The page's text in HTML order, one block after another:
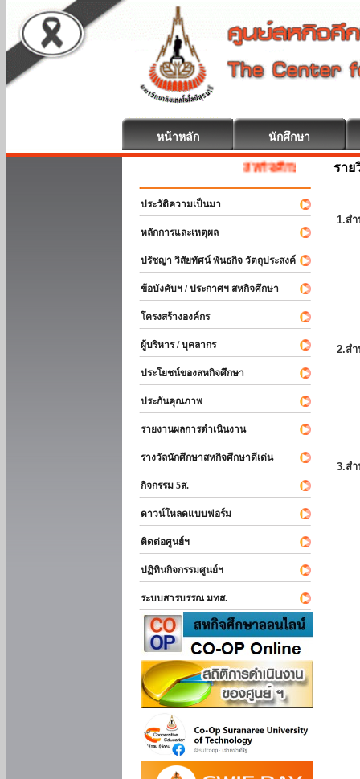
หน้าหลัก นักศึกษา
สหกิจศึกษา ยินดีต้อนรับ
ประวัติความเป็นมา
หลักการและเหตุผล
ปรัชญา วิสัยทัศน์ พันธกิจ วัตถุประสงค์
ข้อบังคับฯ / ประกาศฯ สหกิจศึกษา
โครงสร้างองค์กร
ผู้บริหาร / บุคลากร
ประโยชน์ของสหกิจศึกษา
ประกันคุณภาพ
รายงานผลการดำเนินงาน
รางวัลนักศึกษาสหกิจศึกษาดีเด่น
กิจกรรม 5ส.
ดาวน์โหลดแบบฟอร์ม
ติดต่อศูนย์ฯ
ปฏิทินกิจกรรมศูนย์ฯ
ระบบสารบรรณ มทส.
ราย
1.ส
2.ส
3.ส